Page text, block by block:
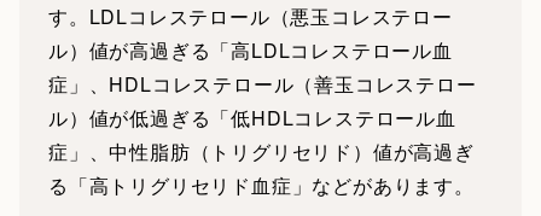
す。LDLコレステロール（悪玉コレステロー
ル）値が高過ぎる「高LDLコレステロール血
症」、HDLコレステロール（善玉コレステロー
ル）値が低過ぎる「低HDLコレステロール血
症」、中性脂肪（トリグリセリド）値が高過ぎ
る「高トリグリセリド血症」などがあります。